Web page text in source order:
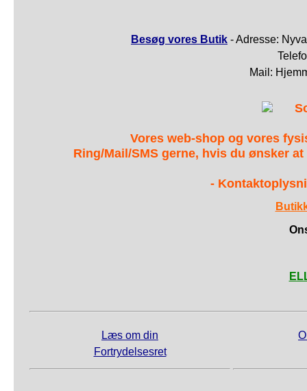
Besøg vores Butik - Adresse:
Mail:
Vores web-shop og vores
Ring/Mail/SMS gerne, hvis du ønsker
-
Læs om din
Fortrydelsesret